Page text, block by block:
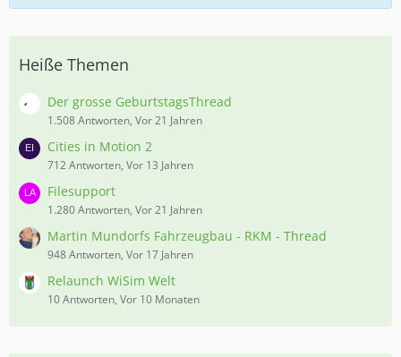
Heiße Themen
Der grosse GeburtstagsThread
1.508 Antworten, Vor 21 Jahren
Cities in Motion 2
712 Antworten, Vor 13 Jahren
Filesupport
1.280 Antworten, Vor 21 Jahren
Martin Mundorfs Fahrzeugbau - RKM - Thread
948 Antworten, Vor 17 Jahren
Relaunch WiSim Welt
10 Antworten, Vor 10 Monaten